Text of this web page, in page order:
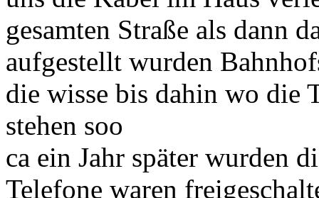
gesamten Straße als dann
aufgestellt wurden
die wisse bis dahin wo die
stehen soo
ca ein Jahr später wurden
Telefone waren